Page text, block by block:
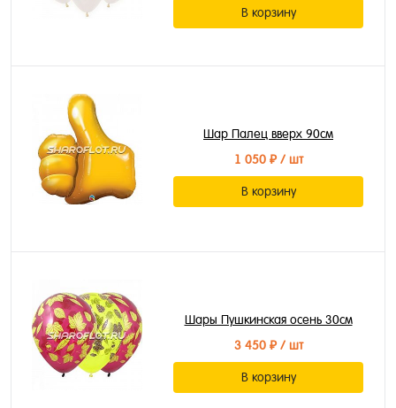
В корзину
Шар Палец вверх 90см
1 050 ₽/ шт
В корзину
Шары Пушкинская осень 30см
3 450 ₽/ шт
В корзину